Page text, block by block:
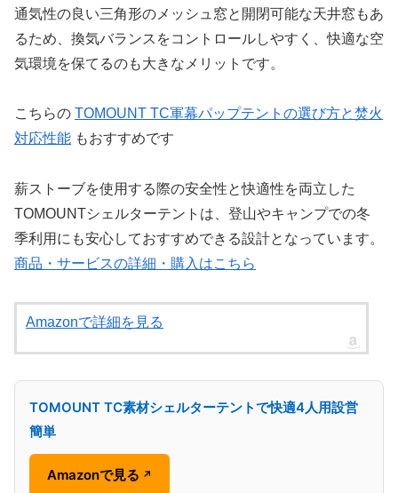
通気性の良い三角形のメッシュ窓と開閉可能な天井窓もあ
るため、換気バランスをコントロールしやすく、快適な空
気環境を保てるのも大きなメリットです。
こちらの TOMOUNT TC軍幕パップテントの選び方と焚火
対応性能 もおすすめです
薪ストーブを使用する際の安全性と快適性を両立した
TOMOUNTシェルターテント は、登山やキャンプでの冬
季利用にも安心しておすすめできる設計となっています。
商品・サービスの詳細・購入はこちら
Amazonで詳細を見る
TOMOUNT TC素材シェルターテントで快適4人用設営
簡単
Amazonで見る ↗